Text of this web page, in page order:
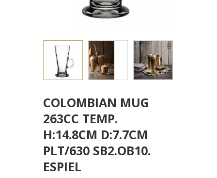
COLOMBIAN MUG
263CC TEMP.
H:14.8CM D:7.7CM
PLT/630 SB2.OB10.
ESPIEL